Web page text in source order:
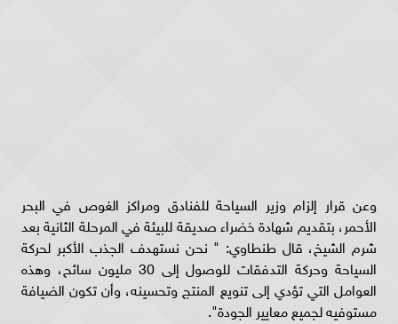
وعن قرار إلزام وزير السياحة للفنادق ومراكز الغوص في البحر
الأحمر، بتقديم شهادة خضراء صديقة للبيئة في المرحلة الثانية بعد
شرم الشيخ، قال طنطاوي: " نحن نستهدف الجذب الأكبر لحركة
السياحة وحركة التدفقات للوصول إلى 30 مليون سائح، وهذه
العوامل التي تؤدي إلى تنويع المنتج وتحسينه، وأن تكون الضيافة
مستوفيه لجميع معايير الجودة".